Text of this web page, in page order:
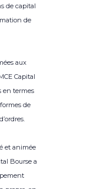
de capital
de
aux
Capital
en termes
de
et animée
Bourse a